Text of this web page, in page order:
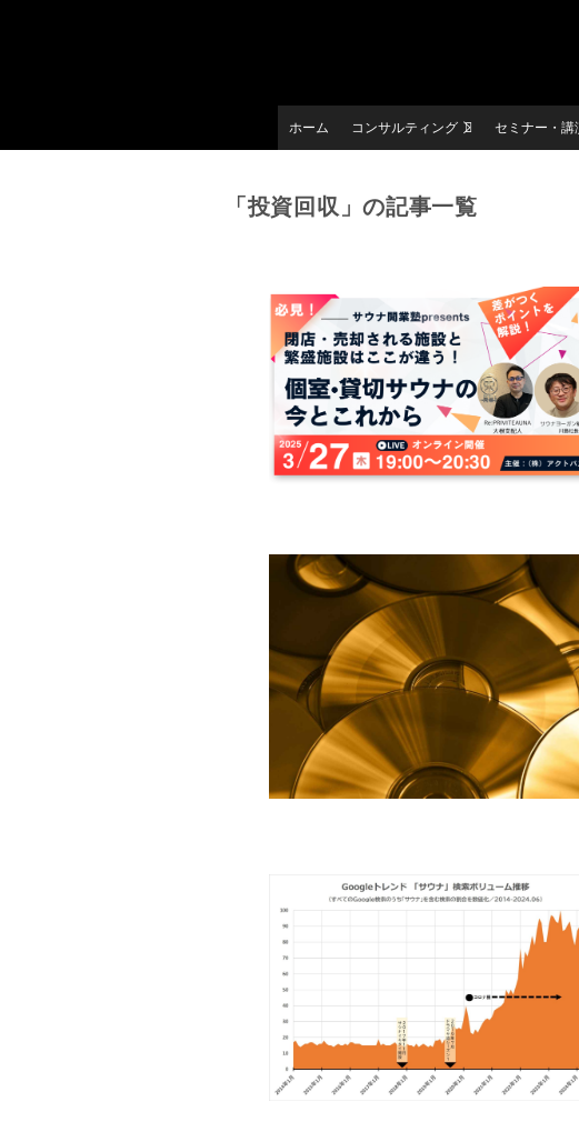
ホーム コンサルティング セミナー・講
「投資回収」の記事一覧